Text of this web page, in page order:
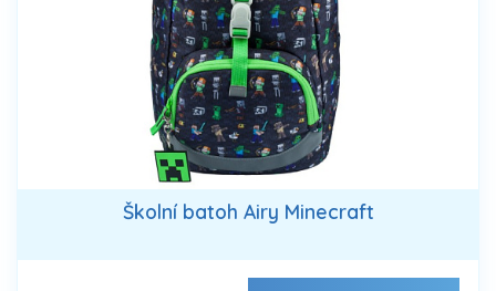
Školní batoh Airy Minecraft